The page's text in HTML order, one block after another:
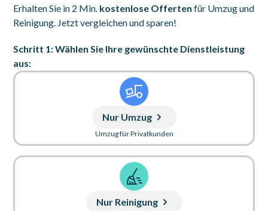
Erhalten Sie in 2 Min. kostenlose Offerten für Umzug und
Reinigung. Jetzt vergleichen und sparen!
Schritt 1: Wählen Sie Ihre gewünschte Dienstleistung
aus:
Nur Umzug
Umzug für Privatkunden
Nur Reinigung